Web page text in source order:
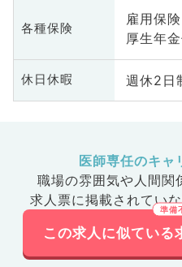
各種保険
雇用保
厚生年
休日休暇 週休2日
医師専任のキャ
職場の雰囲気や人間関
求人票に掲載されてい
この求人に似ている